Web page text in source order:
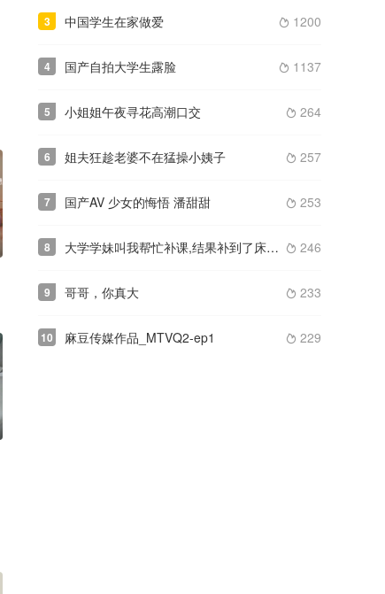
3  1200
中国学生在家做爱
4  1137
国产自拍大学生露脸
5  264
小姐姐午夜寻花高潮口交
6  257
姐夫狂趁老婆不在猛操小姨子
7  253
国产AV 少女的悔悟 潘甜甜
8  246
大学学妹叫我帮忙补课,结果补到了床上草B 对白淫荡
9  233
哥哥，你真大
10  229
麻豆传媒作品_MTVQ2-ep1